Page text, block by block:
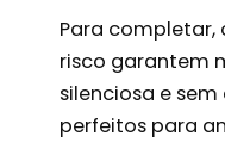
Para completar,
risco garantem
silenciosa e
perfeitos para